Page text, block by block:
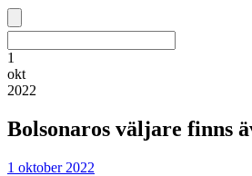
1
okt
2022
Bolsonaros väljare finns
1 oktober 2022